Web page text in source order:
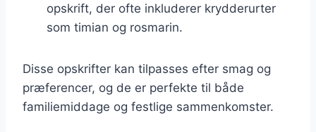
opskrift, der ofte inkluderer krydderurter
som timian og rosmarin.
Disse opskrifter kan tilpasses efter smag og
præferencer, og de er perfekte til både
familiemiddage og festlige sammenkomster.